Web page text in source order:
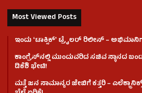
Most Viewed Posts
ಇಂದು ʻಟಾಕ್ಸಿಕ್ʼ ಟ್ರೈಲರ್ ರಿಲೀಸ್‌ –
ಕಾಂಗ್ರೆಸ್​ನಲ್ಲಿ ಮುಂದುವರಿದ ಸಚಿವ ಸ್ಥಾನದ
ಡಿಕೆಶಿ ಭೇಟಿ!
ಮತ್ತೆ ಜನ ಸಾಮಾನ್ಯರ ಜೇಬಿಗೆ ಕತ್ತರಿ –